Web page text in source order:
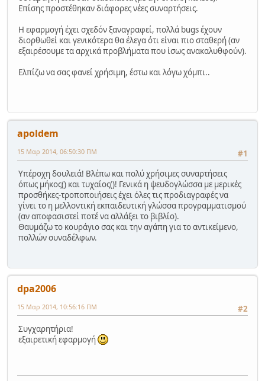
Επίσης προστέθηκαν διάφορες νέες συναρτήσεις.
Η εφαρμογή έχει σχεδόν ξαναγραφεί, πολλά bugs έχουν
διορθωθεί και γενικότερα θα έλεγα ότι είναι πιο σταθερή (αν
εξαιρέσουμε τα αρχικά προβλήματα που ίσως ανακαλυθφούν).
Ελπίζω να σας φανεί χρήσιμη, έστω και λόγω χόμπι..
apoldem
#1
15 Μαρ 2014, 06:50:30 ΠΜ
Υπέροχη δουλειά! Βλέπω και πολύ χρήσιμες συναρτήσεις
όπως μήκος() και τυχαίος()! Γενικά η ψευδογλώσσα με μερικές
προσθήκες-τροποποιήσεις έχει όλες τις προδιαγραφές να
γίνει το η μελλοντική εκπαιδευτική γλώσσα προγραμματισμού
(αν αποφασιστεί ποτέ να αλλάξει το βιβλίο).
Θαυμάζω το κουράγιο σας και την αγάπη για το αντικείμενο,
πολλών συναδέλφων.
dpa2006
#2
15 Μαρ 2014, 10:56:16 ΠΜ
Συγχαρητήρια!
εξαιρετική εφαρμογή